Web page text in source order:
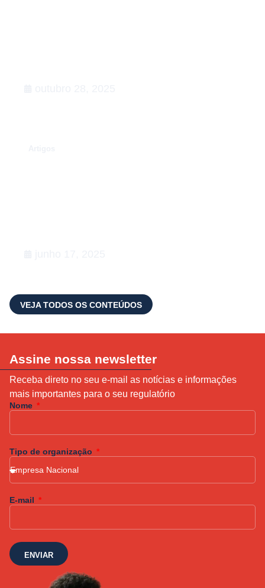
VEJA TODOS OS CONTEÚDOS
Assine nossa newsletter
Receba direto no seu e-mail as notícias e informações
mais importantes para o seu regulatório
Nome
Tipo de organização
E-mail
ENVIAR